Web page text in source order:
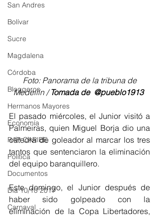
San Andres
Bolívar
Sucre
Magdalena
Córdoba
Bloggeros
Hermanos Mayores
Economía
RAP CARIBE
Política
Documentos
Día 10/10 2017
Carnaval
Medellín /
Tomada de ‏ @pueblo1913
El pasado miércoles, el Junior visitó a
Palmeiras, quien Miguel Borja dio una
cátedra de goleador al marcar los tres
tantos que sentenciaron la eliminación
del equipo baranquillero.
Este domingo, el Junior después de
haber sido golpeado con la
eliminación de la Copa Libertadores,